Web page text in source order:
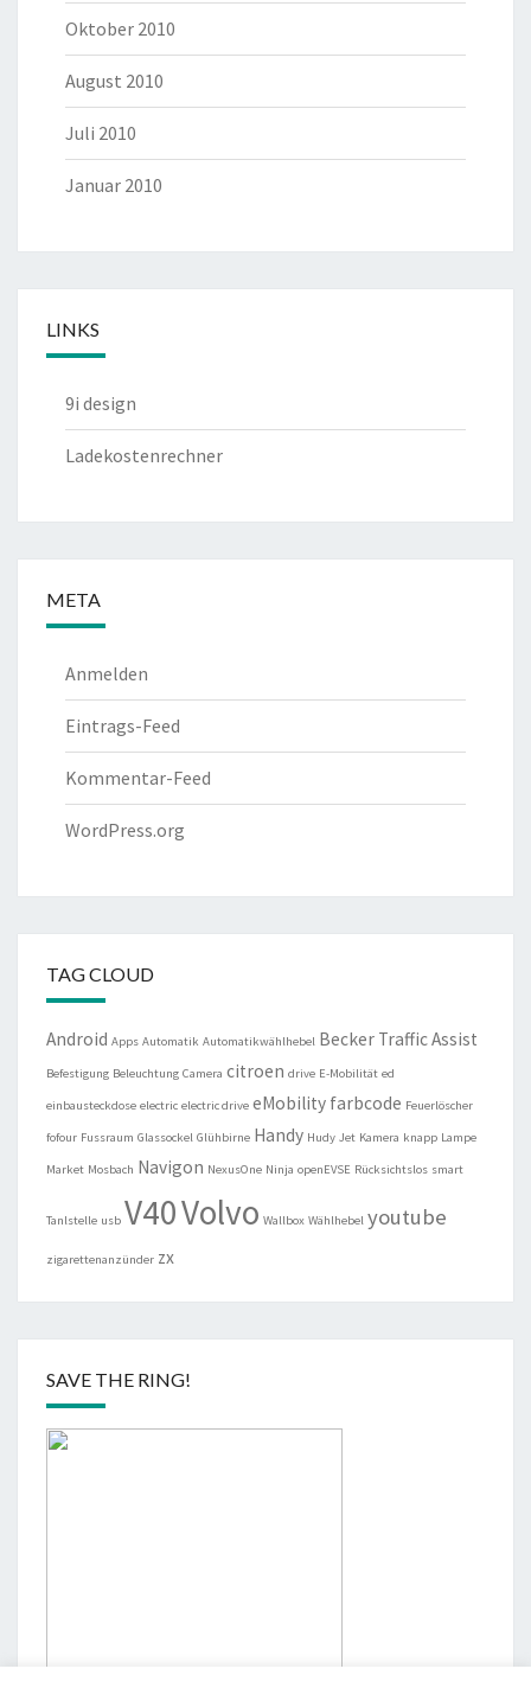
Oktober 2010
August 2010
Juli 2010
Januar 2010
LINKS
9i design
Ladekostenrechner
META
Anmelden
Eintrags-Feed
Kommentar-Feed
WordPress.org
TAG CLOUD
Android Apps Automatik Automatikwählhebel Becker Traffic Assist
Befestigung Beleuchtung Camera citroen drive E-Mobilität ed
einbausteckdose electric electric drive eMobility farbcode Feuerlöscher
fofour Fussraum Glassockel Glühbirne Handy Hudy Jet Kamera knapp Lampe
Market Mosbach Navigon NexusOne Ninja openEVSE Rücksichtslos smart
Tanlstelle usb V40Volvo Wallbox Wählhebel youtube
zigarettenanzünder zx
SAVE THE RING!